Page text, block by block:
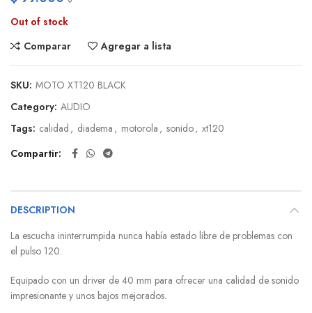
Out of stock
Comparar
Agregar a lista
SKU: MOTO XT120 BLACK
Category: AUDIO
Tags: calidad , diadema , motorola , sonido, xt120
Compartir
DESCRIPTION
La escucha ininterrumpida nunca había estado libre de problemas con
el pulso 120.
Equipado con un driver de 40 mm para ofrecer una calidad de sonido
impresionante y unos bajos mejorados.